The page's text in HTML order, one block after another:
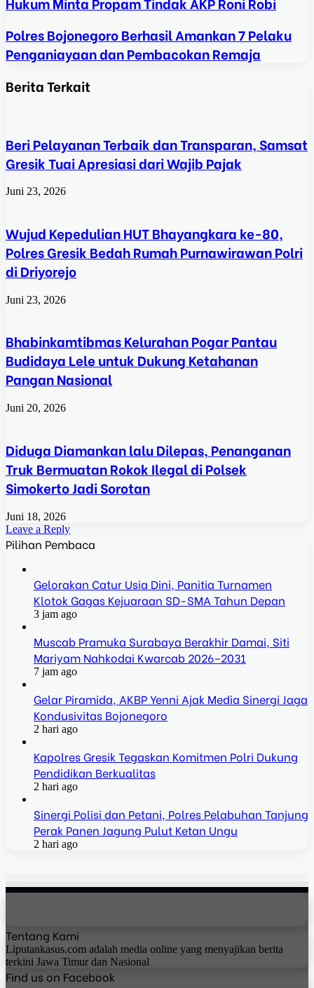
Polres Bojonegoro Berhasil Amankan 7 Pelaku
Penganiayaan dan Pembacokan Remaja
Berita Terkait
Beri Pelayanan Terbaik dan Transparan, Samsat
Gresik Tuai Apresiasi dari Wajib Pajak
Juni 23, 2026
Wujud Kepedulian HUT Bhayangkara ke-80,
Polres Gresik Bedah Rumah Purnawirawan Polri
di Driyorejo
Juni 23, 2026
Bhabinkamtibmas Kelurahan Pogar Pantau
Budidaya Lele untuk Dukung Ketahanan
Pangan Nasional
Juni 20, 2026
Diduga Diamankan lalu Dilepas, Penanganan
Truk Bermuatan Rokok Ilegal di Polsek
Simokerto Jadi Sorotan
Juni 18, 2026
Leave a Reply
Pilihan Pembaca
Gelorakan Catur Usia Dini, Panitia Turnamen
Klotok Gagas Kejuaraan SD-SMA Tahun Depan
3 jam ago
Muscab Pramuka Surabaya Berakhir Damai, Siti
Mariyam Nahkodai Kwarcab 2026–2031
7 jam ago
Gelar Piramida, AKBP Yenni Ajak Media Sinergi Jaga
Kondusivitas Bojonegoro
2 hari ago
Kapolres Gresik Tegaskan Komitmen Polri Dukung
Pendidikan Berkualitas
2 hari ago
Sinergi Polisi dan Petani, Polres Pelabuhan Tanjung
Perak Panen Jagung Pulut Ketan Ungu
2 hari ago
Tentang Kami
Liputankasus.com adalah media online yang menyajikan berita
terkini Jawa Timur dan Nasional
Find us on Facebook